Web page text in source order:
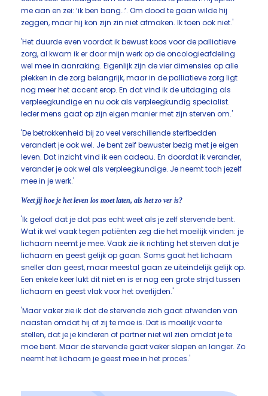
me aan en zei: ‘ik ben bang…’. Om dood te gaan wilde hij
zeggen, maar hij kon zijn zin niet afmaken. Ik toen ook niet.'
'Het duurde even voordat ik bewust koos voor de palliatieve
zorg, al kwam ik er door mijn werk op de oncologieafdeling
wel mee in aanraking. Eigenlijk zijn de vier dimensies op alle
plekken in de zorg belangrijk, maar in de palliatieve zorg ligt
nog meer het accent erop. En dat vind ik de uitdaging als
verpleegkundige en nu ook als verpleegkundig specialist.
Ieder mens gaat op zijn eigen manier met zijn sterven om.'
'De betrokkenheid bij zo veel verschillende sterfbedden
verandert je ook wel. Je bent zelf bewuster bezig met je eigen
leven. Dat inzicht vind ik een cadeau. En doordat ik verander,
verander je ook wel als verpleegkundige. Je neemt toch jezelf
mee in je werk.'
Weet jij hoe je het leven los moet laten, als het zo ver is?
'Ik geloof dat je dat pas echt weet als je zelf stervende bent.
Wat ik wel vaak tegen patiënten zeg die het moeilijk vinden: je
lichaam neemt je mee. Vaak zie ik richting het sterven dat je
lichaam en geest gelijk op gaan. Soms gaat het lichaam
sneller dan geest, maar meestal gaan ze uiteindelijk gelijk op.
Een enkele keer lukt dit niet en is er nog een grote strijd tussen
lichaam en geest vlak voor het overlijden.'
'Maar vaker zie ik dat de stervende zich gaat afwenden van
naasten omdat hij of zij te moe is. Dat is moeilijk voor te
stellen, dat je je kinderen of partner niet wil zien omdat je te
moe bent. Maar de stervende gaat vaker slapen en langer. Zo
neemt het lichaam je geest mee in het proces.'